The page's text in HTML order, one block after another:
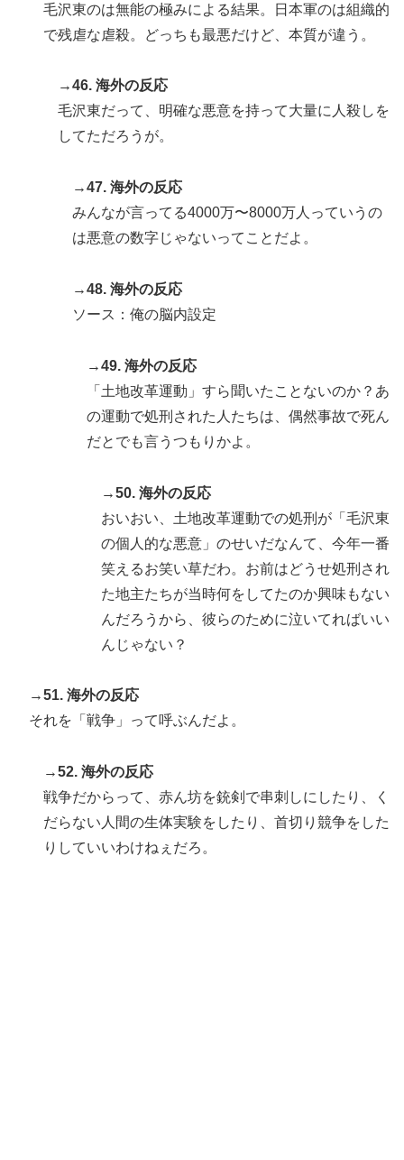
毛沢東のは無能の極みによる結果。日本軍のは組織的
で残虐な虐殺。どっちも最悪だけど、本質が違う。
→46. 海外の反応
毛沢東だって、明確な悪意を持って大量に人殺しを
してただろうが。
→47. 海外の反応
みんなが言ってる4000万〜8000万人っていうの
は悪意の数字じゃないってことだよ。
→48. 海外の反応
ソース：俺の脳内設定
→49. 海外の反応
「土地改革運動」すら聞いたことないのか？あ
の運動で処刑された人たちは、偶然事故で死ん
だとでも言うつもりかよ。
→50. 海外の反応
おいおい、土地改革運動での処刑が「毛沢東
の個人的な悪意」のせいだなんて、今年一番
笑えるお笑い草だわ。お前はどうせ処刑され
た地主たちが当時何をしてたのか興味もない
んだろうから、彼らのために泣いてればいい
んじゃない？
→51. 海外の反応
それを「戦争」って呼ぶんだよ。
→52. 海外の反応
戦争だからって、赤ん坊を銃剣で串刺しにしたり、く
だらない人間の生体実験をしたり、首切り競争をした
りしていいわけねぇだろ。